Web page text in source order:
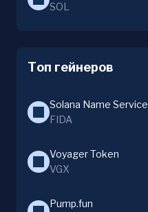
SOL
Топ гейнеров
Solana Name Service
FIDA
Voyager Token
VGX
Pump.fun